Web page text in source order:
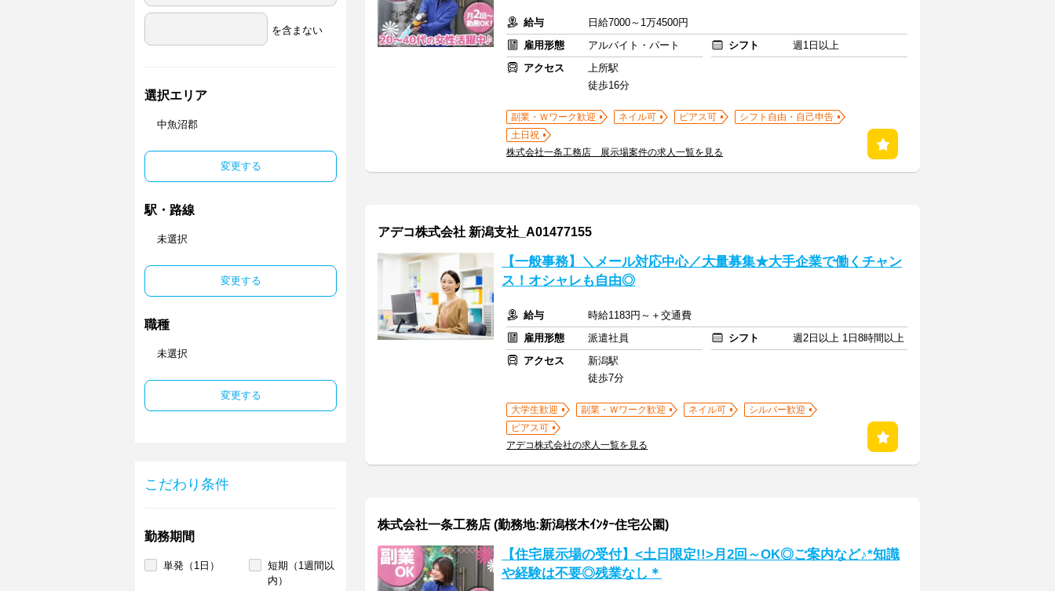
を含まない
選択エリア
中魚沼郡
変更する
駅・路線
未選択
変更する
職種
未選択
変更する
こだわり条件
勤務期間
単発（1日）
短期（1週間以
内）
給与
日給7000～1万4500円
雇用形態
アルバイト・パート シフト
週1日以上
アクセス
上所駅
徒歩16分
副業・Ｗワーク歓迎 ネイル可 ピアス可
シフト自由・自己申告
土日祝
株式会社一条工務店 展示場案件の求人一覧を見る
アデコ株式会社 新潟支社_A01477155
【一般事務】＼メール対応中心／大量募集★大手企業で働くチャン
ス！オシャレも自由◎
給与
時給1183円～＋交通費
雇用形態
派遣社員 シフト
週2日以上 1日8時間以上
アクセス
新潟駅
徒歩7分
大学生歓迎 副業・Ｗワーク歓迎 ネイル可
シルバー歓迎
ピアス可
アデコ株式会社の求人一覧を見る
株式会社一条工務店 (勤務地:新潟桜木ｲﾝﾀｰ住宅公園)
【住宅展示場の受付】<土日限定!!>月2回～OK◎ご案内など♪*知識
や経験は不要◎残業なし＊